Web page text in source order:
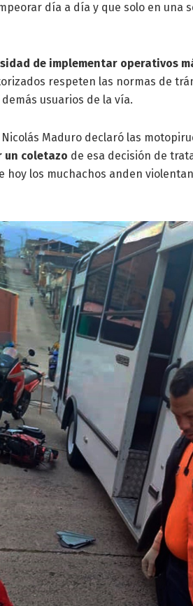
día a día y que solo en una
de implementar operativos
respeten las normas de
usuarios de la vía.
Maduro declaró las
un coletazo de esa decisión de
hoy los muchachos anden